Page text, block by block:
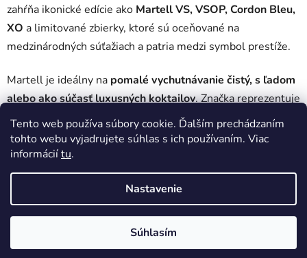
Tento web používa súbory cookie. Ďalším prechádzaním
tohto webu vyjadrujete súhlas s ich používaním. Viac
informáciítu.
Nastavenie
Súhlasím
zahŕňa ikonické edície ako Martell VS, VSOP, Cordon Bleu,
XO a limitované zbierky, ktoré sú oceňované na
medzinárodných súťažiach a patria medzi symbol prestíže.
Martell je ideálny na pomalé vychutnávanie čistý, s ľadom
alebo ako súčasť luxusných koktailov. Značka reprezentuje
francúzsku tradíciu, eleganciu a výnimočnú kvalitu
, ktorá
poteší milovníkov koňaku po celom svete.
Martell sa nenašli...
Vytvoril Shoptet
DobrePitie.sk. Všetky práva vyhradené.
Upraviť nastavenie cookies